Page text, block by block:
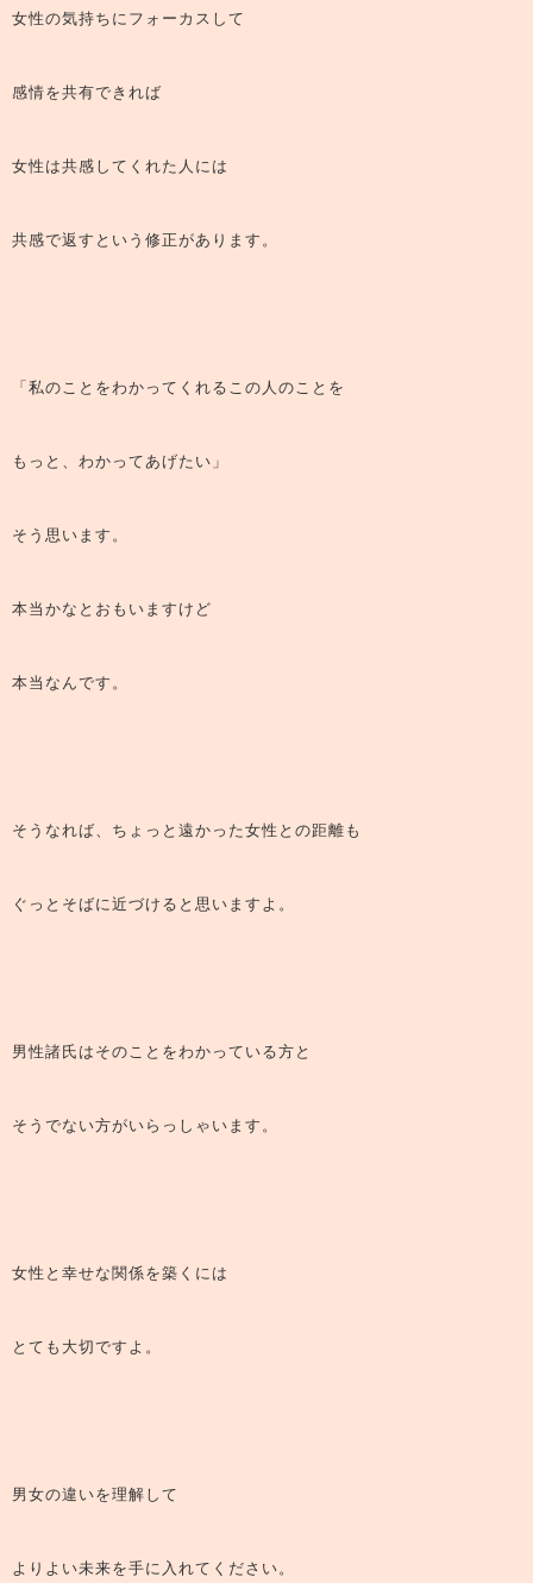
女性の気持ちにフォーカスして
感情を共有できれば
女性は共感してくれた人には
共感で返すという修正があります。
「私のことをわかってくれるこの人のことを
もっと、わかってあげたい」
そう思います。
本当かなとおもいますけど
本当なんです。
そうなれば、ちょっと遠かった女性との距離も
ぐっとそばに近づけると思いますよ。
男性諸氏はそのことをわかっている方と
そうでない方がいらっしゃいます。
女性と幸せな関係を築くには
とても大切ですよ。
男女の違いを理解して
よりよい未来を手に入れてください。